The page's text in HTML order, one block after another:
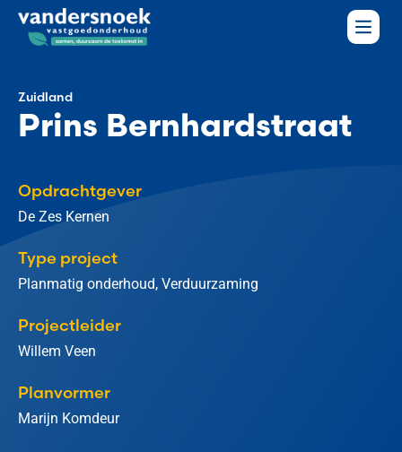
Zuidland
Prins Bernhardstraat
Opdrachtgever
De Zes Kernen
Type project
Planmatig onderhoud, Verduurzaming
Projectleider
Willem Veen
Planvormer
Marijn Komdeur